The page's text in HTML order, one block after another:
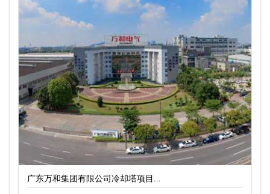
广东万和集团有限公司冷却塔项目…